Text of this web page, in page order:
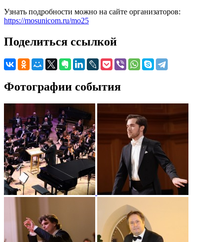
Узнать подробности можно на сайте организаторов:
https://mosunicom.ru/mo25
Поделиться ссылкой
Фотографии события